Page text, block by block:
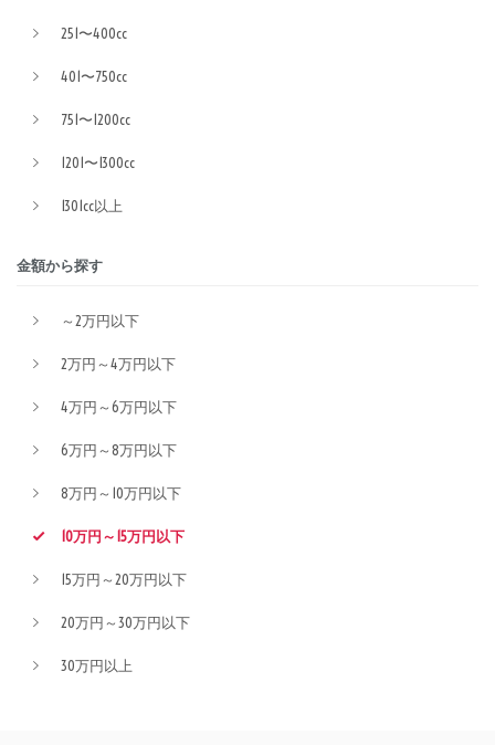
251〜400cc
401〜750cc
751〜1200cc
1201〜1300cc
1301cc以上
金額から探す
～2万円以下
2万円～4万円以下
4万円～6万円以下
6万円～8万円以下
8万円～10万円以下
10万円～15万円以下
15万円～20万円以下
20万円～30万円以下
30万円以上